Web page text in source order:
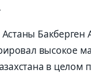
Бакберген
высокое
в целом